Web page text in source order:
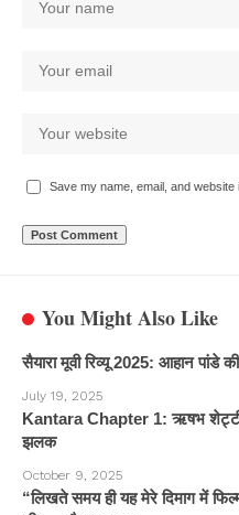
Save my name, email, and
You Might Also Like
सैयारा मूवी रिव्यू 2025: आहान पांडे
July 19, 2025
Kantara Chapter 1: ऋषभ शेट्टी
झलक
October 9, 2025
“लिखते समय ही यह मेरे दिमाग में